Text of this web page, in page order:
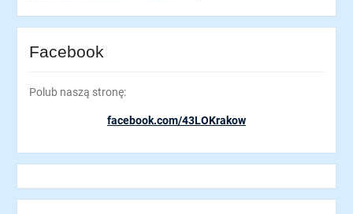
Facebook
Polub naszą stronę:
facebook.com/43LOKrakow